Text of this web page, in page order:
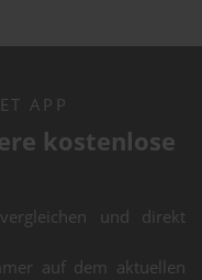
APP
kostenlose
und direkt
auf dem aktuellen